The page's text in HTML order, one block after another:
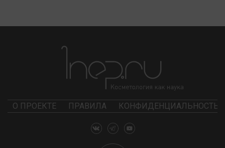
О ПРОЕКТЕ ПРАВИЛА КОНФИДЕНЦИАЛЬНОСТЬ